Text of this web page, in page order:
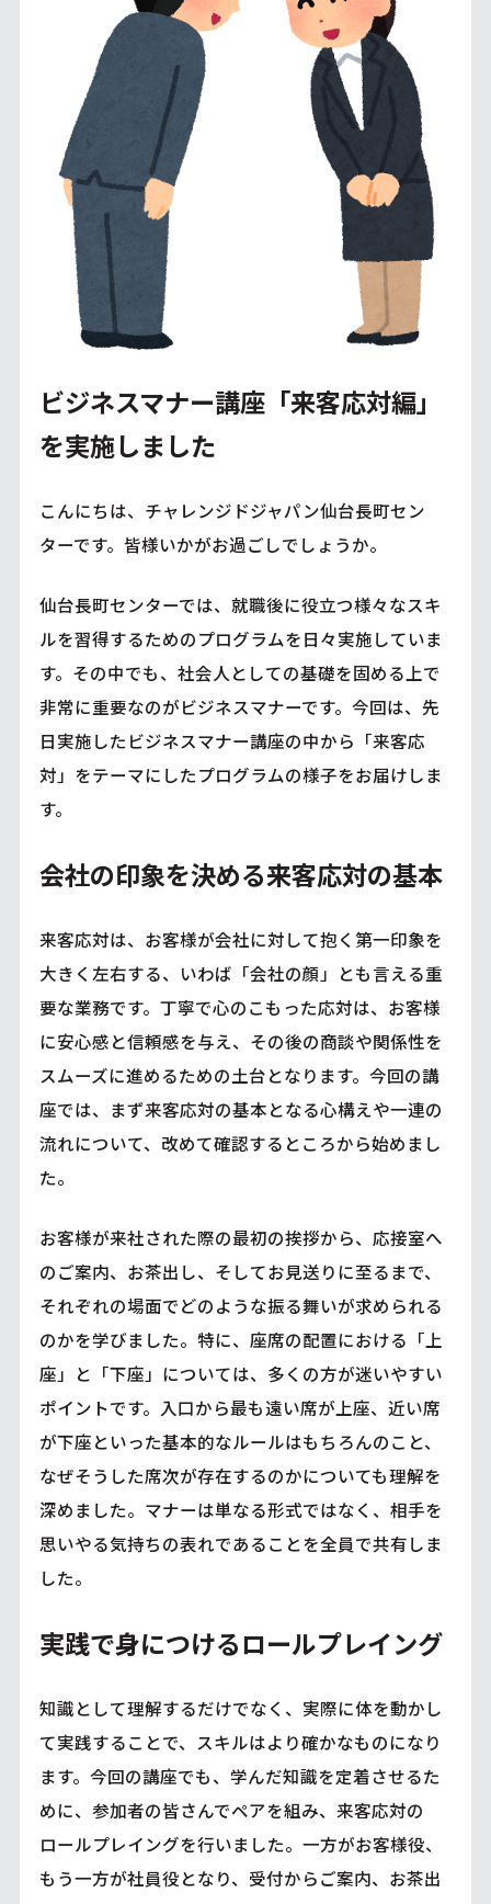
ビジネスマナー講座「来客応対編」
を実施しました
こんにちは、チャレンジドジャパン仙台長町セン
ターです。皆様いかがお過ごしでしょうか。
仙台長町センターでは、就職後に役立つ様々なスキ
ルを習得するためのプログラムを日々実施していま
す。その中でも、社会人としての基礎を固める上で
非常に重要なのがビジネスマナーです。今回は、先
日実施したビジネスマナー講座の中から「来客応
対」をテーマにしたプログラムの様子をお届けしま
す。
会社の印象を決める来客応対の基本
来客応対は、お客様が会社に対して抱く第一印象を
大きく左右する、いわば「会社の顔」とも言える重
要な業務です。丁寧で心のこもった応対は、お客様
に安心感と信頼感を与え、その後の商談や関係性を
スムーズに進めるための土台となります。今回の講
座では、まず来客応対の基本となる心構えや一連の
流れについて、改めて確認するところから始めまし
た。
お客様が来社された際の最初の挨拶から、応接室へ
のご案内、お茶出し、そしてお見送りに至るまで、
それぞれの場面でどのような振る舞いが求められる
のかを学びました。特に、座席の配置における「上
座」と「下座」については、多くの方が迷いやすい
ポイントです。入口から最も遠い席が上座、近い席
が下座といった基本的なルールはもちろんのこと、
なぜそうした席次が存在するのかについても理解を
深めました。マナーは単なる形式ではなく、相手を
思いやる気持ちの表れであることを全員で共有しま
した。
実践で身につけるロールプレイング
知識として理解するだけでなく、実際に体を動かし
て実践することで、スキルはより確かなものになり
ます。今回の講座でも、学んだ知識を定着させるた
めに、参加者の皆さんでペアを組み、来客応対の
ロールプレイングを行いました。一方がお客様役、
もう一方が社員役となり、受付からご案内、お茶出